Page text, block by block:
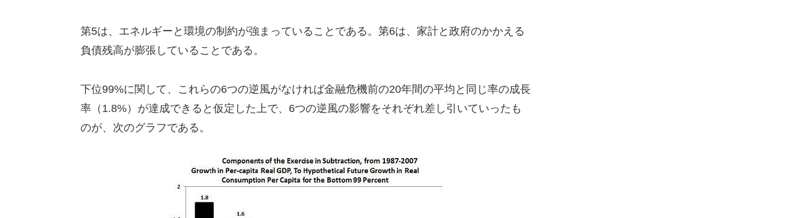
第5は、エネルギーと環境の制約が強まっていることである。第6は、家計と政府のかかえる
負債残高が膨張していることである。
下位99%に関して、これらの6つの逆風がなければ金融危機前の20年間の平均と同じ率の成長
率（1.8%）が達成できると仮定した上で、6つの逆風の影響をそれぞれ差し引いていったも
のが、次のグラフである。